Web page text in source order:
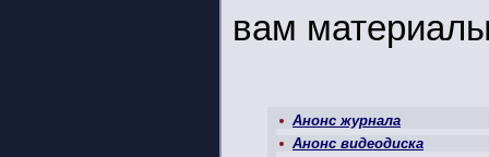
вам
Анонс журнала
Анонс видеодиска